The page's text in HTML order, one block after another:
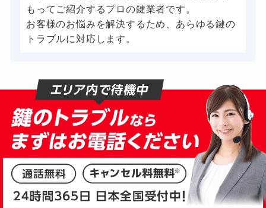
もってご紹介するプロの鍵業者です。
お客様のお悩みを解決するため、あらゆる鍵の
トラブルに対応します。